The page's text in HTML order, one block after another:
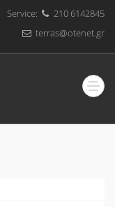
Service:
210 6142845
terras@otenet.gr